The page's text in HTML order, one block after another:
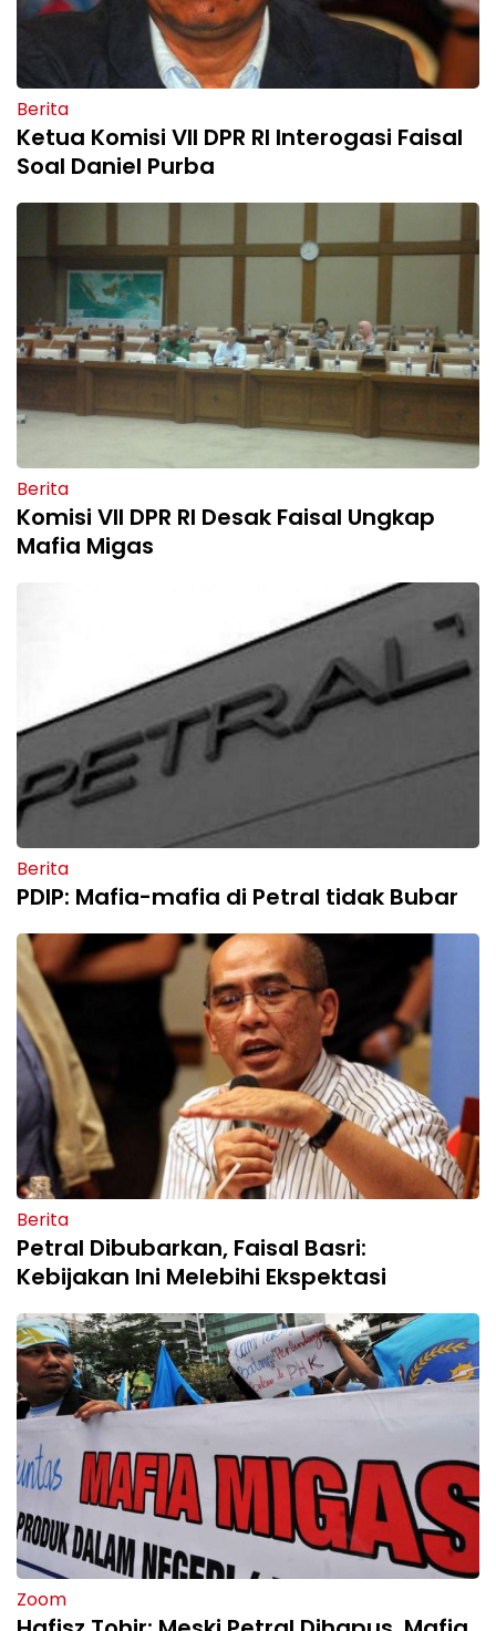
Berita
Ketua Komisi VII DPR RI Interogasi Faisal
Soal Daniel Purba
Berita
Komisi VII DPR RI Desak Faisal Ungkap
Mafia Migas
Berita
PDIP: Mafia-mafia di Petral tidak Bubar
Berita
Petral Dibubarkan, Faisal Basri:
Kebijakan Ini Melebihi Ekspektasi
Zoom